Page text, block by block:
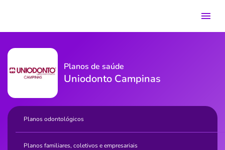
Planos de saúde
Uniodonto Campinas
Planos odontológicos
Planos familiares, coletivos e empresariais